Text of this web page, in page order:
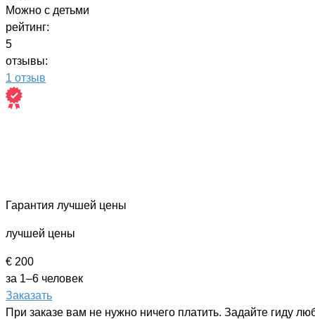
Можно с детьми
рейтинг:
5
отзывы:
1 отзыв
Гарантия лучшей цены
лучшей цены
€ 200
за 1–6 человек
Заказать
При заказе вам не нужно ничего платить. Задайте гиду